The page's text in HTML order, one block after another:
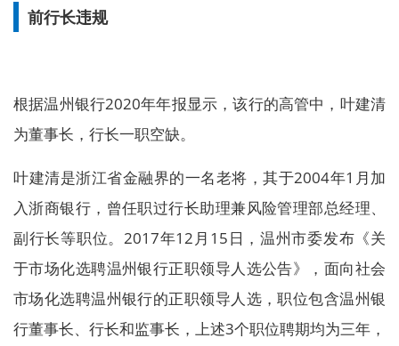
前行长违规
根据温州银行2020年年报显示，该行的高管中，叶建清
为董事长，行长一职空缺。
叶建清是浙江省金融界的一名老将，其于2004年1月加
入浙商银行，曾任职过行长助理兼风险管理部总经理、
副行长等职位。2017年12月15日，温州市委发布《关
于市场化选聘温州银行正职领导人选公告》，面向社会
市场化选聘温州银行的正职领导人选，职位包含温州银
行董事长、行长和监事长，上述3个职位聘期均为三年，